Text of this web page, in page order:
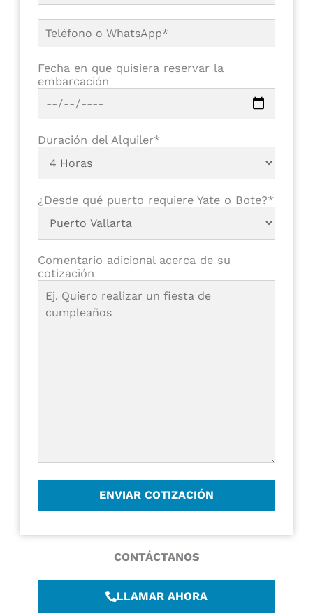
Fecha en que quisiera reservar la
embarcación
Duración del Alquiler*
¿Desde qué puerto requiere Yate o Bote?*
Comentario adicional acerca de su
cotización
CONTÁCTANOS
LLAMAR AHORA